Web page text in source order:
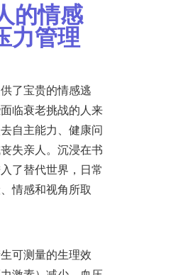
的情感
力管理
了宝贵的情感逃
临衰老挑战的人来
自主能力、健康问
失亲人。沉浸在书
了替代世界，日常
情感和视角所取
可测量的生理效